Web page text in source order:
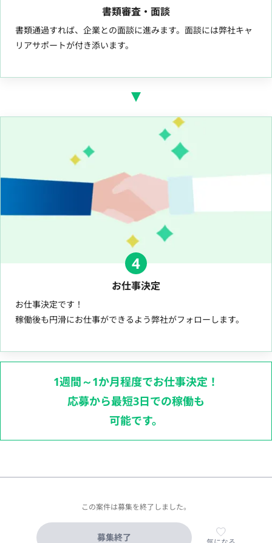
書類審査・面談
書類通過すれば、企業との面談に進みます。面談には弊社キャ
リアサポートが付き添います。
4
お仕事決定
お仕事決定です！
稼働後も円滑にお仕事ができるよう弊社がフォローします。
1週間～1か月程度でお仕事決定！
応募から最短3日での稼働も
可能です。
この案件は募集を終了しました。
募集終了